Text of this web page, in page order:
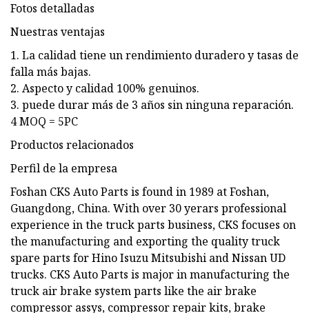
Fotos detalladas
Nuestras ventajas
1. La calidad tiene un rendimiento duradero y tasas de
falla más bajas.
2. Aspecto y calidad 100% genuinos.
3. puede durar más de 3 años sin ninguna reparación.
4 MOQ = 5PC
Productos relacionados
Perfil de la empresa
Foshan CKS Auto Parts is found in 1989 at Foshan,
Guangdong, China. With over 30 yerars professional
experience in the truck parts business, CKS focuses on
the manufacturing and exporting the quality truck
spare parts for Hino Isuzu Mitsubishi and Nissan UD
trucks. CKS Auto Parts is major in manufacturing the
truck air brake system parts like the air brake
compressor assys, compressor repair kits, brake